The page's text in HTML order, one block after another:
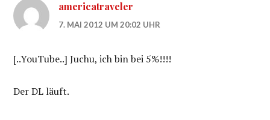
americatraveler
7. MAI 2012 UM 20:02 UHR
[..YouTube..] Juchu, ich bin bei 5%!!!!
Der DL läuft.